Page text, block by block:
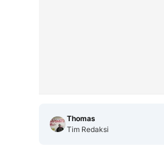
Thomas
Tim Redaksi